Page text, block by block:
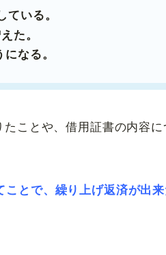
いる。
た。
なる。
ことや、借用証書の内容に
とで、繰り上げ返済が出来